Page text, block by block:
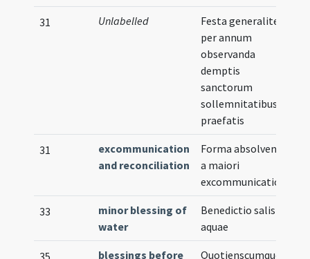
31 Unlabelled
Festa generaliter
per annum
observanda
demptis
sanctorum
sollemnitatibus
praefatis
31
excommunication
and reconciliation
Forma absolvendi
a maiori
excommunicationi
33
minor blessing of
water
Benedictio salis et
aquae
35 blessings before Quotienscumque